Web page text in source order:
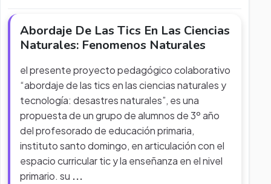
Abordaje De Las Tics En Las Ciencias
Naturales: Fenomenos Naturales
el presente proyecto pedagógico colaborativo
“abordaje de las tics en las ciencias naturales y
tecnología: desastres naturales”, es una
propuesta de un grupo de alumnos de 3º año
del profesorado de educación primaria,
instituto santo domingo, en articulación con el
espacio curricular tic y la enseñanza en el nivel
primario. su ...